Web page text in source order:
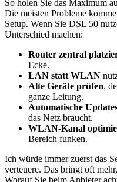
So holen Sie das Maximum
Die meisten Probleme
Setup. Wenn Sie DSL 50
Unterschied machen:
Router zentral
Ecke.
LAN statt WLAN
Alte Geräte prüfen,
ganze Leitung.
Automatische
das Netz braucht.
WLAN-Kanal
Bereich funken.
Ich würde immer zuerst das
verteuere. Das bringt oft
Worauf Sie beim Anbieter